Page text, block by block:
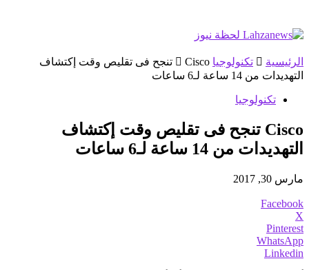
الرئيسية تكنولوجيا
Cisco تنجح فى تقليص وقت إكتشاف
التهديدات من 14 ساعة لـ6 ساعات
تكنولوجيا
Cisco تنجح فى تقليص وقت إكتشاف
التهديدات من 14 ساعة لـ6 ساعات
مارس 30, 2017
Facebook
X
Pinterest
WhatsApp
Linkedin